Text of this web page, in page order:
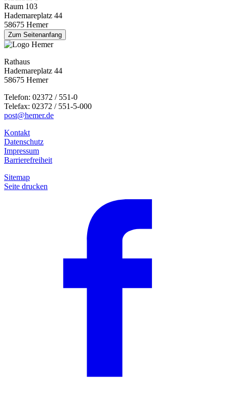
Raum 103
Hademareplatz 44
58675 Hemer
Zum Seitenanfang
Rathaus
Hademareplatz 44
58675 Hemer
Telefon: 02372 / 551-0
Telefax: 02372 / 551-5-000
post@hemer.de
Kontakt
Datenschutz
Impressum
Barrierefreiheit
Sitemap
Seite drucken